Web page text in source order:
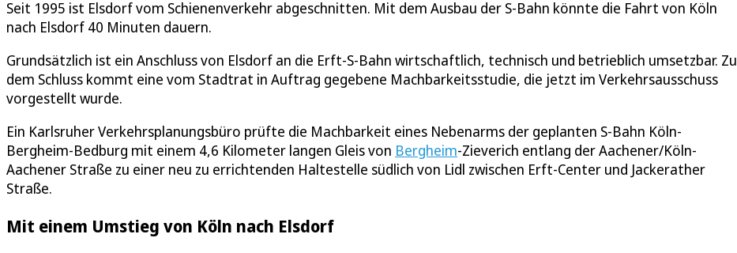
Seit 1995 ist Elsdorf vom Schienenverkehr abgeschnitten. Mit dem Ausbau der S-Bahn könnte die Fahrt von Köln
nach Elsdorf 40 Minuten dauern.
Grundsätzlich ist ein Anschluss von Elsdorf an die Erft-S-Bahn wirtschaftlich, technisch und betrieblich umsetzbar. Zu
dem Schluss kommt eine vom Stadtrat in Auftrag gegebene Machbarkeitsstudie, die jetzt im Verkehrsausschuss
vorgestellt wurde.
Ein Karlsruher Verkehrsplanungsbüro prüfte die Machbarkeit eines Nebenarms der geplanten S-Bahn Köln-
Bergheim-Bedburg mit einem 4,6 Kilometer langen Gleis von Bergheim-Zieverich entlang der Aachener/Köln-
Aachener Straße zu einer neu zu errichtenden Haltestelle südlich von Lidl zwischen Erft-Center und Jackerather
Straße.
Mit einem Umstieg von Köln nach Elsdorf